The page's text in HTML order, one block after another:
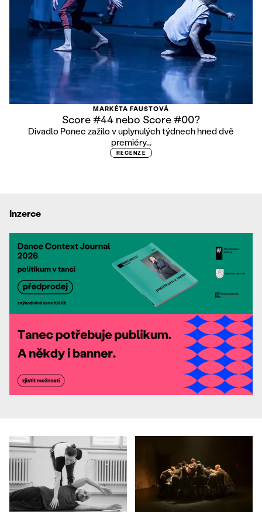
MARKÉTA FAUSTOVÁ
Score #44 nebo Score #00?
Divadlo Ponec zažilo v uplynulých týdnech hned dvě
premiéry...
RECENZE
Inzerce